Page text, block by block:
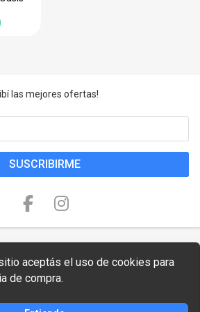
aceptás el uso de cookies para
de compra.
las mejores ofertas!
SUSCRIBIRME
© 2026 Smart Travel